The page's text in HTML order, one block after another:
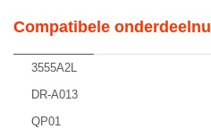
Compatibele
3555A2L
DR-A013
QP01